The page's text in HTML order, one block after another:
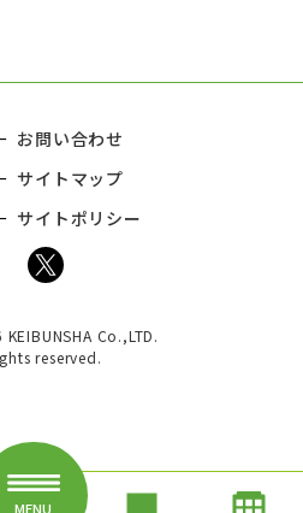
MENU
お問い合わせ
サイトマップ
サイトポリシー
Co.,LTD.
reserved.